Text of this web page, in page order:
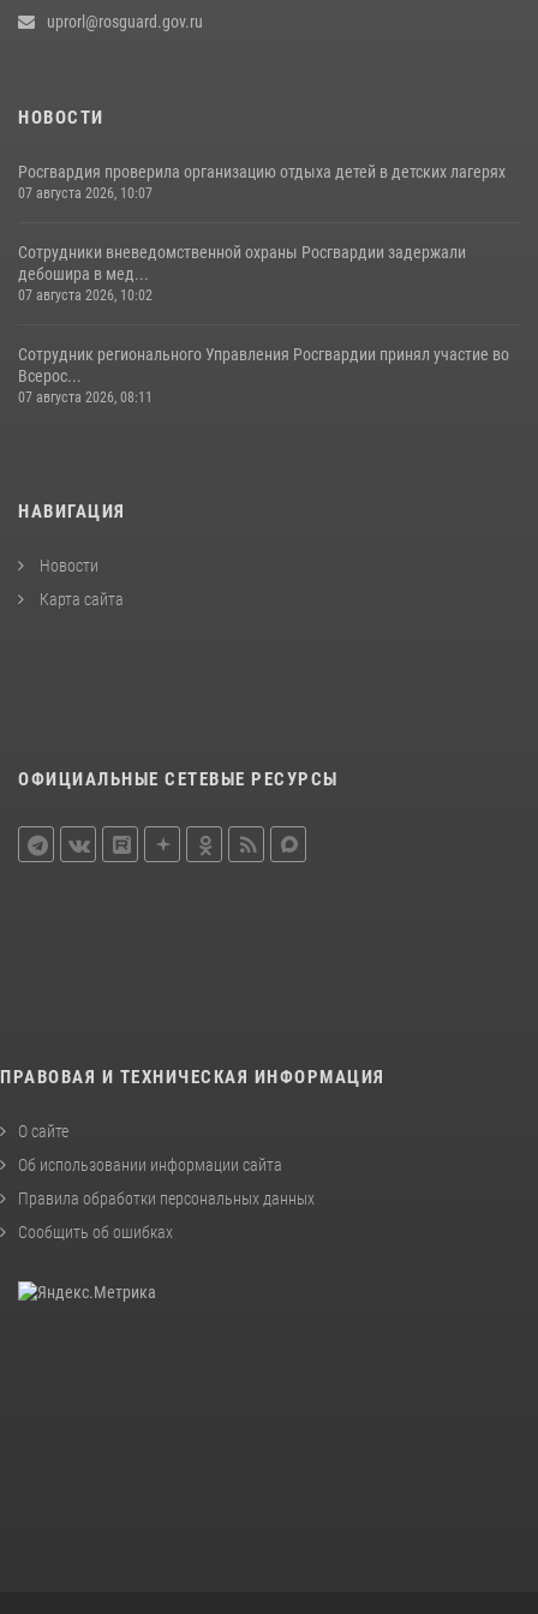
uprorl@rosguard.gov.ru
НОВОСТИ
Росгвардия проверила организацию отдыха детей в детских лагерях
07 августа 2026, 10:07
Сотрудники вневедомственной охраны Росгвардии задержали
дебошира в мед...
07 августа 2026, 10:02
Сотрудник регионального Управления Росгвардии принял участие во
Всерос...
07 августа 2026, 08:11
НАВИГАЦИЯ
Новости
Карта сайта
ОФИЦИАЛЬНЫЕ СЕТЕВЫЕ РЕСУРСЫ
ПРАВОВАЯ И ТЕХНИЧЕСКАЯ ИНФОРМАЦИЯ
О сайте
Об использовании информации сайта
Правила обработки персональных данных
Сообщить об ошибках